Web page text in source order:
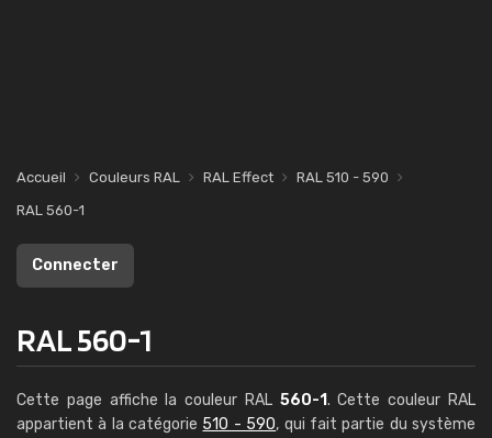
Accueil Couleurs RAL RAL Effect
RAL 510 - 590
RAL 560-1
Connecter
RAL 560-1
Cette page affiche la couleur RAL 560-1. Cette couleur RAL
appartient à la catégorie 510 - 590, qui fait partie du système